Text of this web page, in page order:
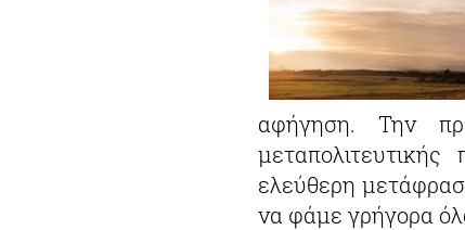
αφήγηση. Την
ελεύθερη
να φάμε γρήγορα